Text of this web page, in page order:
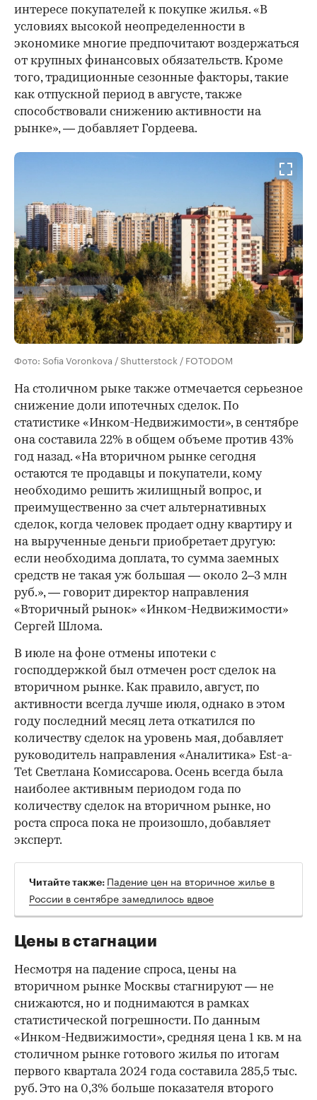
интересе покупателей к покупке жилья. «В
условиях высокой неопределенности в
экономике многие предпочитают воздержаться
от крупных финансовых обязательств. Кроме
того, традиционные сезонные факторы, такие
как отпускной период в августе, также
способствовали снижению активности на
рынке», — добавляет Гордеева.
Фото: Sofia Voronkova / Shutterstock / FOTODOM
На столичном рыке также отмечается серьезное
снижение доли ипотечных сделок. По
статистике «Инком-Недвижимости», в сентябре
она составила 22% в общем объеме против 43%
год назад. «На вторичном рынке сегодня
остаются те продавцы и покупатели, кому
необходимо решить жилищный вопрос, и
преимущественно за счет альтернативных
сделок, когда человек продает одну квартиру и
на вырученные деньги приобретает другую:
если необходима доплата, то сумма заемных
средств не такая уж большая — около 2–3 млн
руб.», — говорит директор направления
«Вторичный рынок» «Инком-Недвижимости»
Сергей Шлома.
В июле на фоне отмены ипотеки с
господдержкой был отмечен рост сделок на
вторичном рынке. Как правило, август, по
активности всегда лучше июля, однако в этом
году последний месяц лета откатился по
количеству сделок на уровень мая, добавляет
руководитель направления «Аналитика» Est-a-
Tet Светлана Комиссарова. Осень всегда была
наиболее активным периодом года по
количеству сделок на вторичном рынке, но
роста спроса пока не произошло, добавляет
эксперт.
Читайте также: Падение цен на вторичное жилье в
России в сентябре замедлилось вдвое
Цены в стагнации
Несмотря на падение спроса, цены на
вторичном рынке Москвы стагнируют — не
снижаются, но и поднимаются в рамках
статистической погрешности. По данным
«Инком-Недвижимости», средняя цена 1 кв. м на
столичном рынке готового жилья по итогам
первого квартала 2024 года составила 285,5 тыс.
руб. Это на 0,3% больше показателя второго